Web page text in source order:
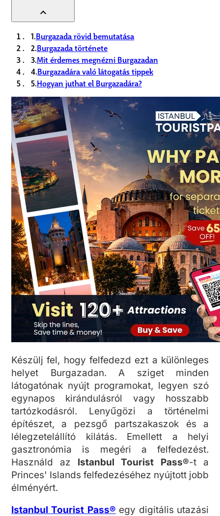
expand_less
1.Burgazada rövid bemutatása
2.Burgazada története
3.Mit érdemes megnézni Burgazadan
4.Burgazadára való látogatás tippek
5.Hogyan juthat el Burgazadára?
Készülj fel, hogy felfedezd ezt a különleges
helyet Burgazadan. A sziget minden
látogatónak nyújt programokat, legyen szó
egynapos kirándulásról vagy hosszabb
tartózkodásról. Lenyűgözi a történelmi
építészet, a pezsgő partszakaszok és a
lélegzetelállító kilátás. Emellett a helyi
gasztronómia is megéri a felfedezést.
Használd az Istanbul Tourist Pass®-t a
Princes' Islands felfedezéséhez nyújtott jobb
élményért.
Istanbul Tourist Pass® egy digitális utazási